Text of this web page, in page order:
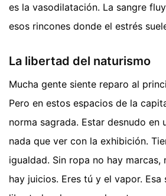
es la vasodilatación. La sangre
esos rincones donde el estrés
La libertad del naturismo
Mucha gente siente reparo al
Pero en estos espacios de la
norma sagrada. Estar desnudo en
nada que ver con la exhibición.
igualdad. Sin ropa no hay marcas,
hay juicios. Eres tú y el vapor. Esa